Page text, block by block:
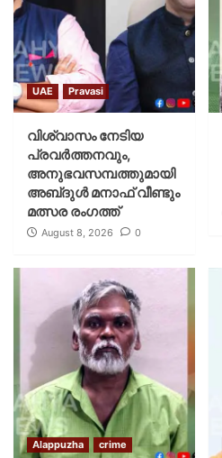
UAE Pravasi
വിശ്വാസം നേടിയ
പ്രവർത്തനവും,
അനുഭവസമ്പത്തുമായി
അബ്‌ദുൾ മനാഫ് വീണ്ടും
മത്സര രംഗത്ത്
August 8, 2026 0
Alappuzha crime